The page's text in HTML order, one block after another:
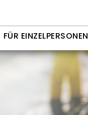
FÜR EINZELPERSONEN